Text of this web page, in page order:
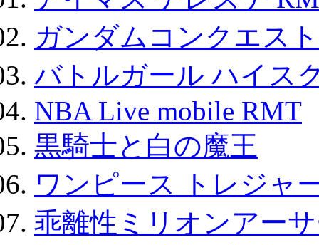
ガンダムコンクエスト
バトルガール ハイス
NBA Live mobile RMT
黒騎士と白の魔王
ワンピース トレジャ
乖離性ミリオンアー